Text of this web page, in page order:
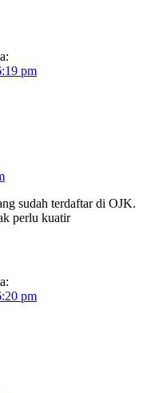
pm
sudah terdaftar di OJK.
perlu kuatir
pm